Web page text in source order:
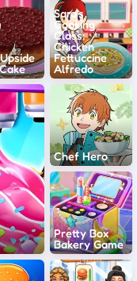
Sara's
Cooking
Class:
Chicken
Fettuccine
Alfredo
Chef Hero
Pretty Box
Bakery Game